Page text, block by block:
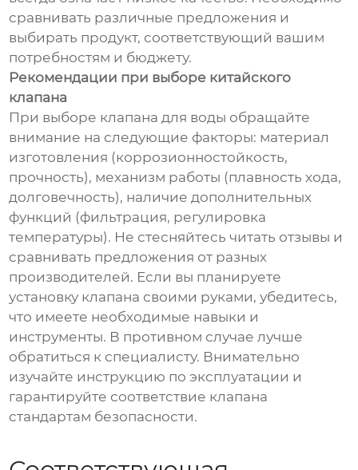
сравнивать различные предложения и
выбирать продукт, соответствующий вашим
потребностям и бюджету.
Рекомендации при выборе китайского
клапана
При выборе клапана для воды обращайте
внимание на следующие факторы: материал
изготовления (коррозионностойкость,
прочность), механизм работы (плавность хода,
долговечность), наличие дополнительных
функций (фильтрация, регулировка
температуры). Не стесняйтесь читать отзывы и
сравнивать предложения от разных
производителей. Если вы планируете
установку клапана своими руками, убедитесь,
что имеете необходимые навыки и
инструменты. В противном случае лучше
обратиться к специалисту. Внимательно
изучайте инструкцию по эксплуатации и
гарантируйте соответствие клапана
стандартам безопасности.